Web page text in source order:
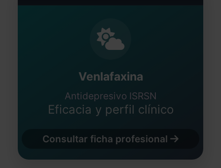
Venlafaxina
Antidepresivo ISRSN
Eficacia y perfil clínico
Consultar ficha profesional